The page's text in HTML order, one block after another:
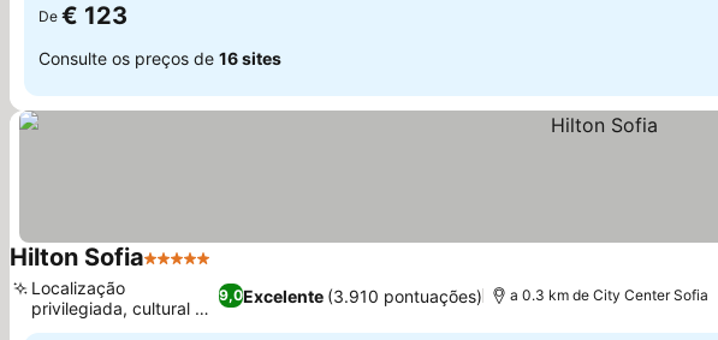
De € 123
Consulte os preços de 16 sites
Hilton Sofia5 Estrelas
9,0Excelente (3.910 pontuações)
Localização
privilegiada, cultural e
natural
a 0.3 km de City Center Sofia